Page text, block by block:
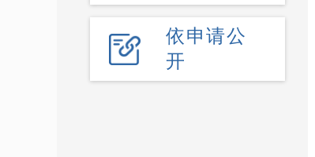
依申请公
开